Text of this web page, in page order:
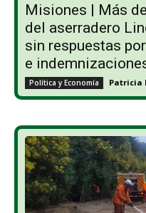
Misiones | Más
del aserradero
sin respuestas
e
Política y Economía Patricia